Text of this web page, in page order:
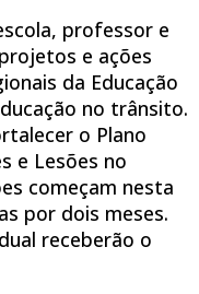
professor e
e ações
da Educação
no trânsito.
o Plano
e Lesões no
começam nesta
por dois meses.
receberão o